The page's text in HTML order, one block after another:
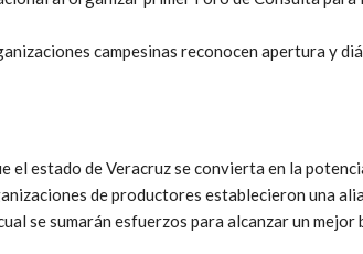
campesinas reconocen apertura y
el estado de Veracruz se convierta en la
de productores establecieron una
se sumarán esfuerzos para alcanzar un